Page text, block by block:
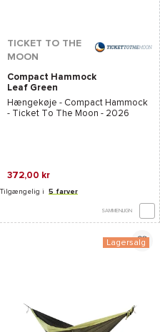
TICKET TO THE
MOON
Compact Hammock
Leaf Green
Hængekøje - Compact Hammock
- Ticket To The Moon - 2026
372,00 kr
Tilgængelig i 5 farver
SAMMENLIGN
Lagersalg